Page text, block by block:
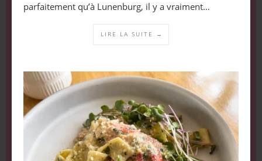
parfaitement qu’à Lunenburg, il y a vraiment…
LIRE LA SUITE →